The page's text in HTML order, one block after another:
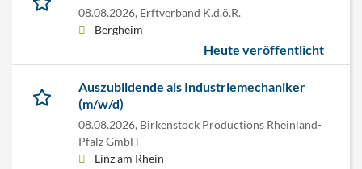
08.08.2026, Erftverband K.d.ö.R.
Bergheim
Heute veröffentlicht
Auszubildende als Industriemechaniker
(m/w/d)
08.08.2026, Birkenstock Productions Rheinland-
Pfalz GmbH
Linz am Rhein